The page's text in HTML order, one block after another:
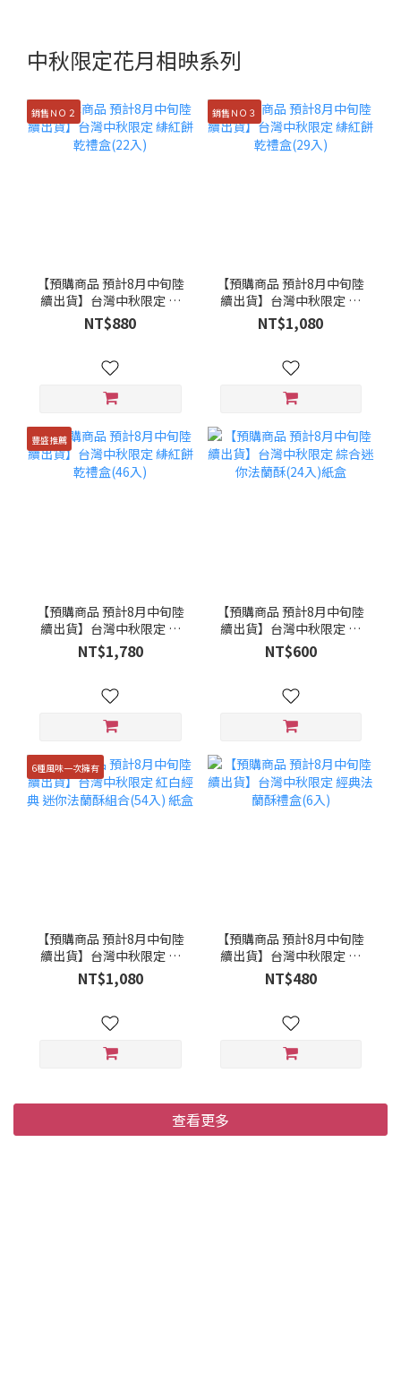
中秋限定花月相映系列
銷售ＮＯ２
【預購商品 預計8月中旬陸
續出貨】台灣中秋限定 緋
紅餅乾禮盒(22入)
NT$880
銷售ＮＯ３
【預購商品 預計8月中旬陸
續出貨】台灣中秋限定 緋
紅餅乾禮盒(29入)
NT$1,080
豐盛推薦
【預購商品 預計8月中旬陸
續出貨】台灣中秋限定 緋
紅餅乾禮盒(46入)
NT$1,780
【預購商品 預計8月中旬陸
續出貨】台灣中秋限定 綜
合迷你法蘭酥(24入)紙盒
NT$600
6種風味一次擁有
【預購商品 預計8月中旬陸
續出貨】台灣中秋限定 紅
白經典 迷你法蘭酥組合(54
入) 紙盒
NT$1,080
【預購商品 預計8月中旬陸
續出貨】台灣中秋限定 經
典法蘭酥禮盒(6入)
NT$480
查看更多